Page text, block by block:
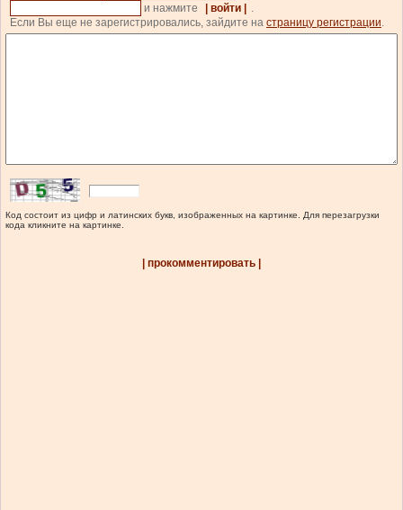
и нажмите
| войти |
.
Если Вы еще не зарегистрировались, зайдите на страницу регистрации.
Код состоит из цифр и латинских букв, изображенных на картинке. Для перезагрузки
кода кликните на картинке.
| прокомментировать |